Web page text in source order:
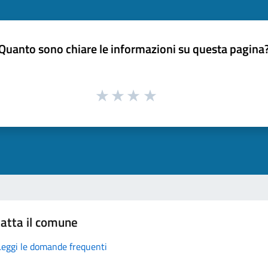
sono chiare le informazioni su questa
il comune
le domande frequenti